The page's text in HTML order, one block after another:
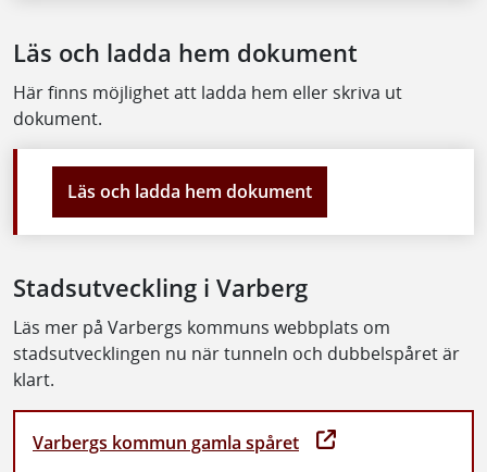
Läs och ladda hem dokument
Här finns möjlighet att ladda hem eller skriva ut
dokument.
Läs och ladda hem dokument
Stadsutveckling i Varberg
Läs mer på Varbergs kommuns webbplats om
stadsutvecklingen nu när tunneln och dubbelspåret är
klart.
Varbergs kommun gamla spåret